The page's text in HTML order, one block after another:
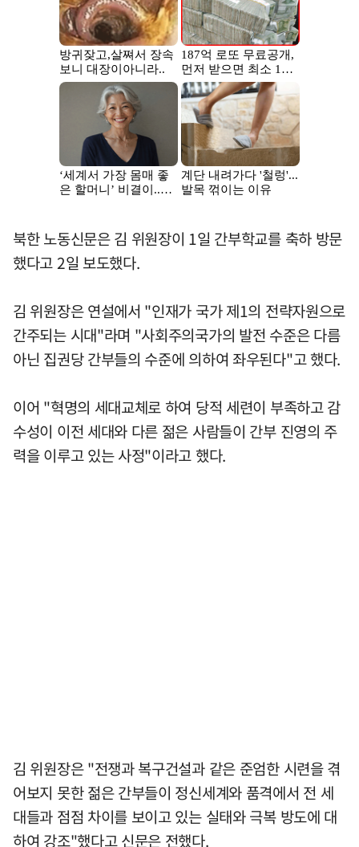
북한 노동신문은 김 위원장이 1일 간부학교를 축하 방문
했다고 2일 보도했다.
김 위원장은 연설에서 "인재가 국가 제1의 전략자원으로
간주되는 시대"라며 "사회주의국가의 발전 수준은 다름
아닌 집권당 간부들의 수준에 의하여 좌우된다"고 했다.
이어 "혁명의 세대교체로 하여 당적 세련이 부족하고 감
수성이 이전 세대와 다른 젊은 사람들이 간부 진영의 주
력을 이루고 있는 사정"이라고 했다.
김 위원장은 "전쟁과 복구건설과 같은 준엄한 시련을 겪
어보지 못한 젊은 간부들이 정신세계와 품격에서 전 세
대들과 점점 차이를 보이고 있는 실태와 극복 방도에 대
하여 강조"했다고 신문은 전했다.